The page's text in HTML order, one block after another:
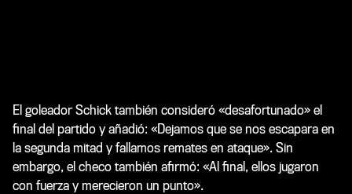
El goleador Schick también consideró «desafortunado» el
final del partido y añadió: «Dejamos que se nos escapara en
la segunda mitad y fallamos remates en ataque». Sin
embargo, el checo también afirmó: «Al final, ellos jugaron
con fuerza y merecieron un punto».